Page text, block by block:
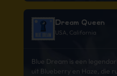
Dream Queen
USA, California
Blue Dream is een
uit Blueberry en Haze, die